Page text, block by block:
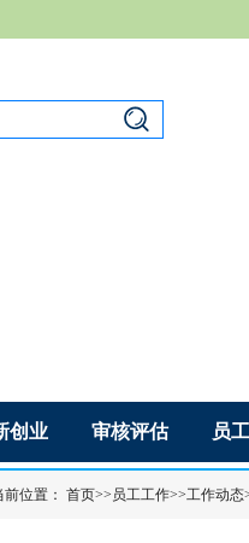
创业 审核评估 员
前位置： 首页>> 员工工作>>工作动态